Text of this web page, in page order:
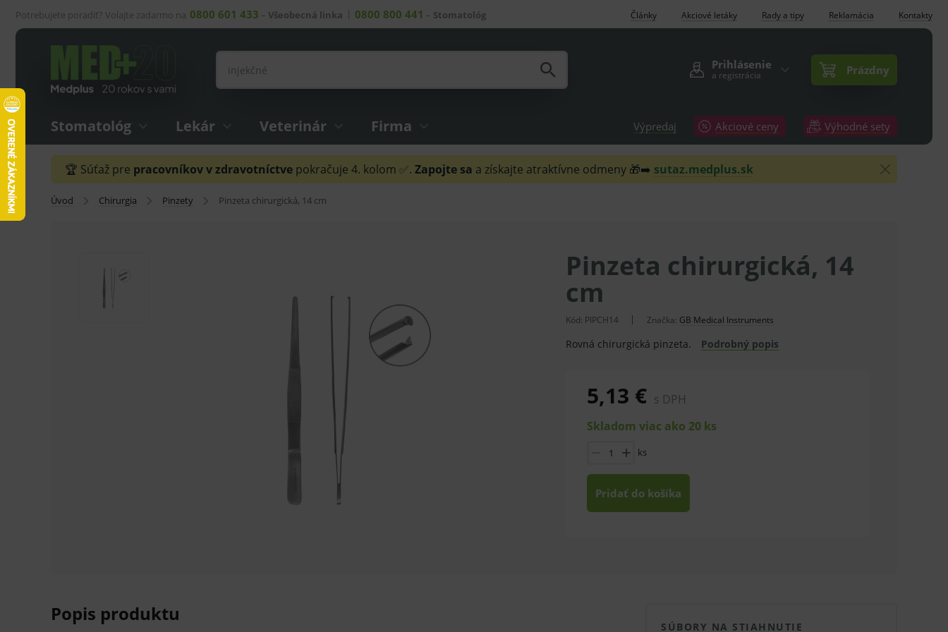
Potrebujete poradiť? Volajte zadarmo na 0800 601 433 – Všeobecná linka 0800 800 441 – Stomatológ Články Akciové letáky Rady a tipy Reklamácia Kontakty
Prihlásenie
a registrácia Prázdny
Stomatológ Lekár Veterinár Firma Výpredaj Akciové ceny Výhodné sety
🏆 Súťaž pre pracovníkov v zdravotníctve pokračuje 4. kolom ✅. Zapojte sa a získajte atraktívne odmeny 🎁➡️ sutaz.medplus.sk
Úvod Chirurgia Pinzety Pinzeta chirurgická, 14 cm
Pinzeta chirurgická, 14
cm
Kód: PIPCH14 Značka: GB Medical Instruments
Rovná chirurgická pinzeta. Podrobný popis
5,13 € s DPH
Skladom viac ako 20 ks
ks
Pridať do košíka
Popis produktu
SÚBORY NA STIAHNUTIE